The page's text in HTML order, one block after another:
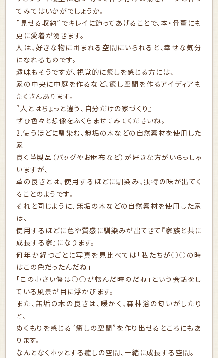
てみてはいかがでしょうか。
”見せる収納”でキレイに飾ってあげることで、本・骨董にも
更に愛着が湧きます。
人は、好きな物に囲まれる空間にいられると、幸せな気分
になれるものです。
趣味もそうですが、視覚的に癒しを感じる方には、
家の中央に中庭を作るなど、癒し空間を作るアイディアも
たくさんあります。
『人とはちょっと違う、自分だけの家づくり』
ぜひ色々と想像をふくらませてみてくださいね。
2.使うほどに馴染む、無垢の木などの自然素材を使用した
家
良く革製品（バッグやお財布など）が好きな方がいらっしゃ
いますが、
革の良さとは、使用するほどに馴染み、独特の味が出てく
ることのようです。
それと同じように、無垢の木などの自然素材を使用した家
は、
使用するほどに色や質感に馴染みが出てきて『家族と共に
成長する家』になります。
何年か経つごとに写真を見比べては「私たちが○○の時
はこの色だったんだね」
「この小さい傷は○○が転んだ時のだね」という会話をし
ている風景が目に浮かびます。
また、無垢の木の良さは、暖かく、森林浴の匂いがしたり
と、
ぬくもりを感じる”癒しの空間”を作り出せるところにもあ
ります。
なんとなくホッとする癒しの空間、一緒に成長する空間。